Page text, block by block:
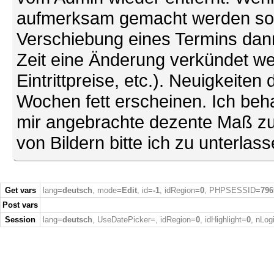
aufmerksam gemacht werden
Verschiebung eines Termins
Zeit eine Änderung verkündet
Eintrittpreise, etc.). Neuigkeiten
Wochen fett erscheinen. Ich
mir angebrachte dezente Maß
von Bildern bitte ich zu
Get vars lang=deutsch, mode= Edit, id=-1, idRegion=0, PHPSESSID=
Post vars
Session
lang=deutsch, UseDatePicker=, idRegion=0, idHighlight=0,